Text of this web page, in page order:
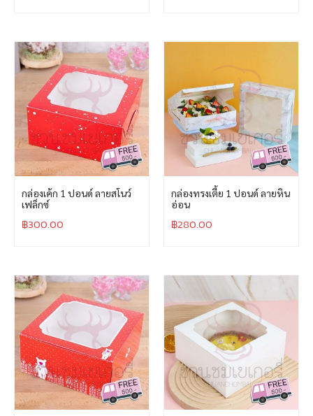
กล่องเค้ก 1 ปอนด์ ลายสโนว์
เฟล็กซ์
฿300.00
กล่องทรงเตี้ย 1 ปอนด์ ลายหิน
อ่อน
฿280.00